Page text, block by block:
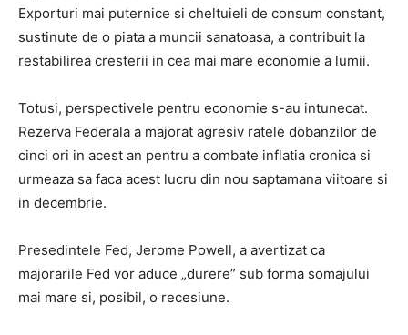
Exporturi mai puternice si cheltuieli de consum constant,
sustinute de o piata a muncii sanatoasa, a contribuit la
restabilirea cresterii in cea mai mare economie a lumii.
Totusi, perspectivele pentru economie s-au intunecat.
Rezerva Federala a majorat agresiv ratele dobanzilor de
cinci ori in acest an pentru a combate inflatia cronica si
urmeaza sa faca acest lucru din nou saptamana viitoare si
in decembrie.
Presedintele Fed, Jerome Powell, a avertizat ca
majorarile Fed vor aduce „durere” sub forma somajului
mai mare si, posibil, o recesiune.